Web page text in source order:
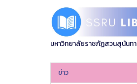
มหาวิทยาลัยราชภัฏสวนสุนันทา
ข่าว